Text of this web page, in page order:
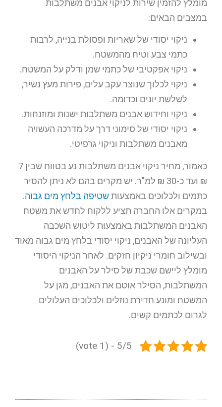
מומלץ להזמין שירות לניקוי אבנים משתלבות
במצבים הבאים:
ניקוי יסודי של שאריות ופסולת בנייה, לרבות
כתמי צבע וטיח מהמשטח.
ניקוי אפקטיבי של כתמי שמן ודלק על המשטח.
ניקוי לכלוך שנוצר עקב עלים, פירות מעץ נשיר,
לשלשת יונים וכדומה.
ניקוי וחידוש אבנים משתלבות ישנות ומוזנחות.
ניקוי יסודי של סימוני דרך על מדרכה העשויה
מאבנים משתלבות וניקוי גרפיטי.
כאמור, מחיר ניקוי אבנים משתלבות נע בטווח שבין 7
₪ ועד כ-30 ₪ למ"ר. יש מקרים בהם לא ניתן להסיר
כתמים ולכלוכים באמצעותשטיפה בלחץ מים גבוה.
במקרים אלו החברה תציע ללקוח לחדש את משטח
האבנים המשתלבות באמצעות ליטוש השכבה
העליונה של האבנים, ניקוי יסודי בלחץ מים גבוה מאוד
ובשילוב חומרי ניקיון חזקים. לאחר הניקוי היסודי
מומלץ ליישם שכבת של סילר על האבנים
המשתלבות, הסילר אוטם את האבנים, מגן על
המשטח ומונע חדירת נוזלים ולכלוכים העלולים
לגרום לכתמים קשים.
5/5 - (1 vote)